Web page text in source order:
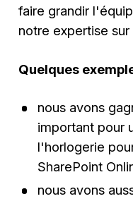
faire grandir
notre expertise sur
Quelques
nous avons
important pour
l'horlogerie
SharePoint
nous avons